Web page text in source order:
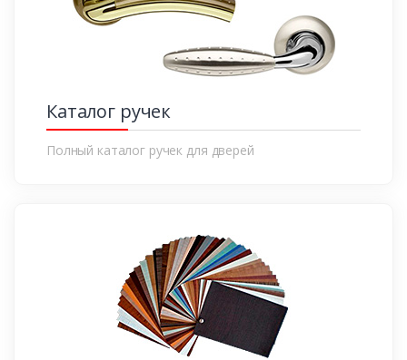
Каталог ручек
Полный каталог ручек для дверей